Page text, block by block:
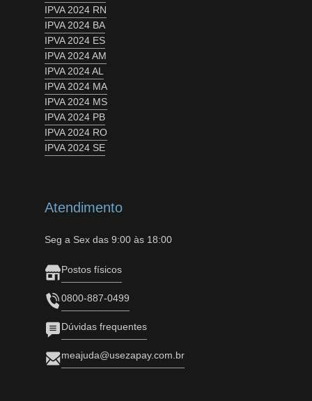
IPVA 2024 RN
IPVA 2024 BA
IPVA 2024 ES
IPVA 2024 AM
IPVA 2024 AL
IPVA 2024 MA
IPVA 2024 MS
IPVA 2024 PB
IPVA 2024 RO
IPVA 2024 SE
Atendimento
Seg a Sex das 9:00 às 18:00
Postos físicos
0800-887-0499
Dúvidas frequentes
meajuda@usezapay.com.br